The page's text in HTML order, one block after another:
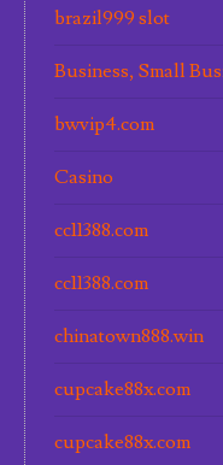
brazil999 slot
Business, Small
bwvip4.com
Casino
cc11388.com
cc11388.com
chinatown888.win
cupcake88x.com
cupcake88x.com